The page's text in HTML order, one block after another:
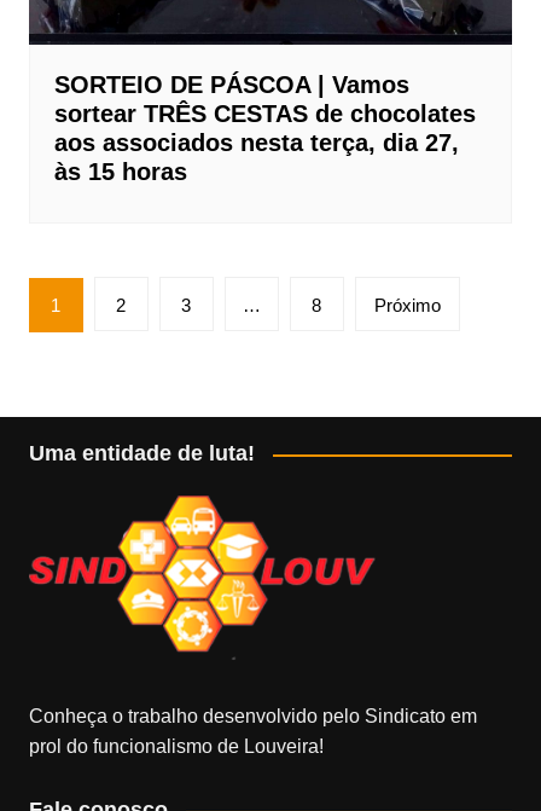
SORTEIO DE PÁSCOA | Vamos
sortear TRÊS CESTAS de chocolates
aos associados nesta terça, dia 27,
às 15 horas
Paginação
de
1 2 3 … 8 Próximo
Uma entidade de luta!
Conheça o trabalho desenvolvido pelo Sindicato em
prol do funcionalismo de Louveira!